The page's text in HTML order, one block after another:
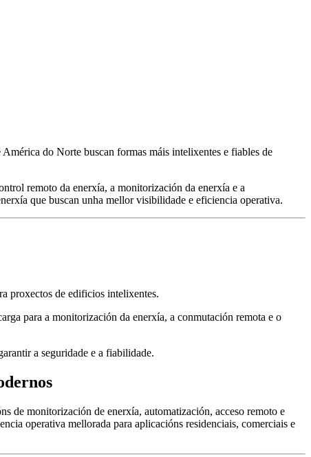
do Norte buscan formas máis intelixentes e fiables de
remoto da enerxía, a monitorización da enerxía e a
que buscan unha mellor visibilidade e eficiencia operativa.
proxectos de edificios intelixentes.
para a monitorización da enerxía, a conmutación remota e o
a seguridade e a fiabilidade.
de monitorización de enerxía, automatización, acceso remoto e
operativa mellorada para aplicacións residenciais, comerciais e